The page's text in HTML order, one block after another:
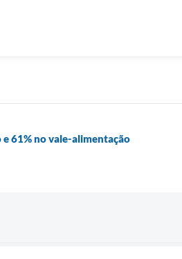
61% no vale-alimentação